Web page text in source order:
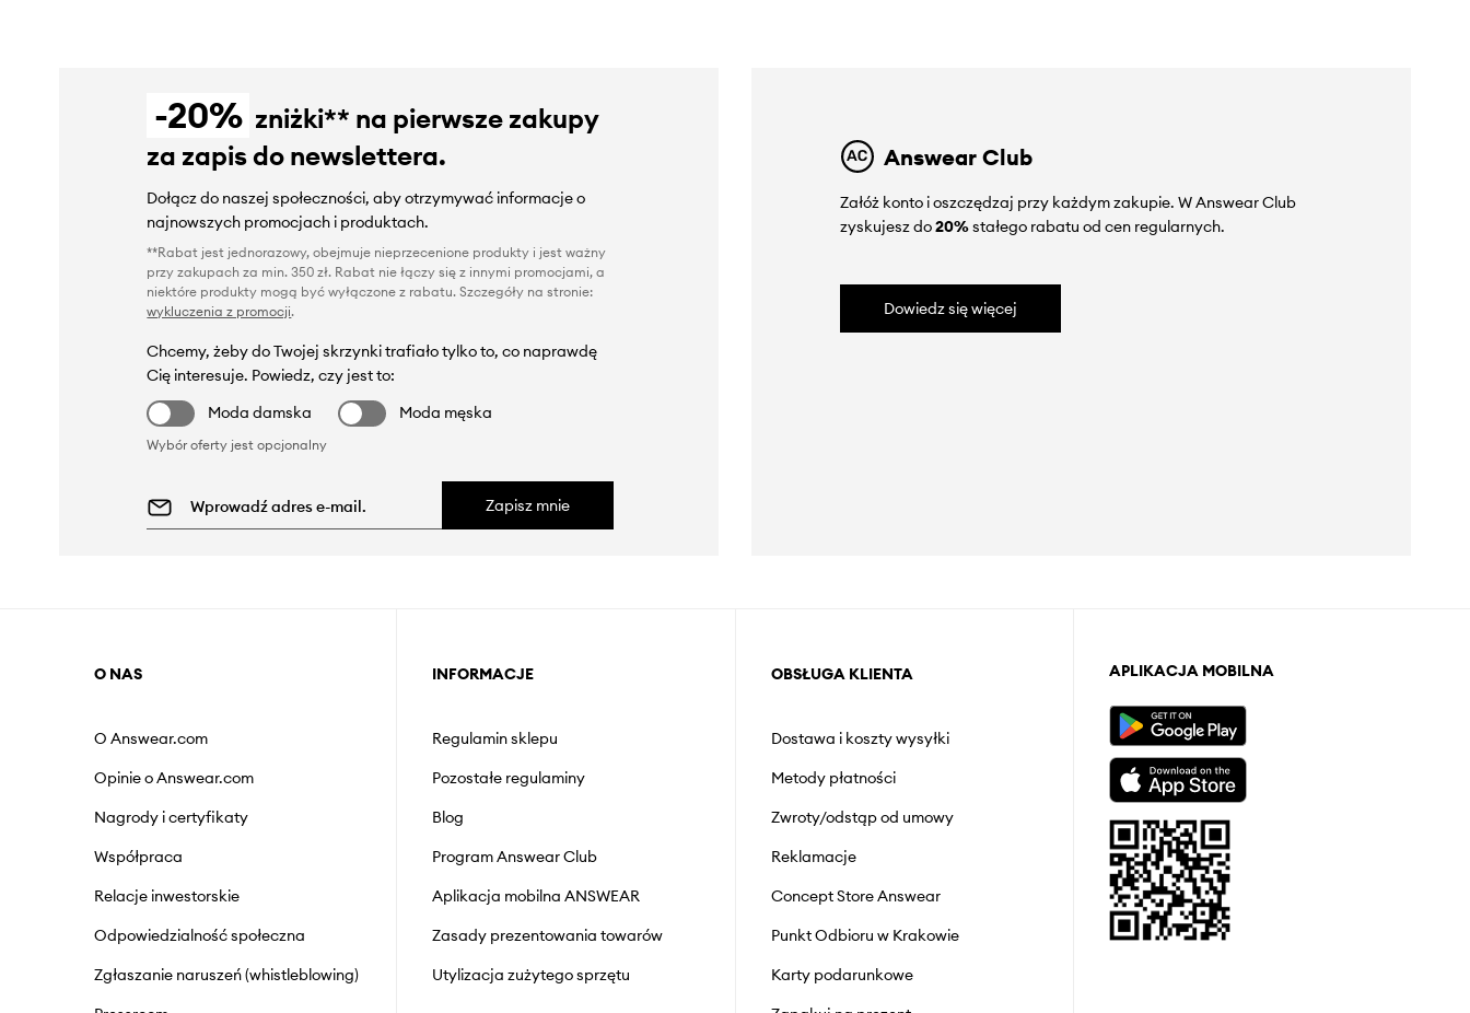
-20% zniżki** na pierwsze zakupy
za zapis do newslettera.
Dołącz do naszej społeczności, aby otrzymywać informacje o
najnowszych promocjach i produktach.
**Rabat jest jednorazowy, obejmuje nieprzecenione produkty i jest ważny
przy zakupach za min. 350 zł. Rabat nie łączy się z innymi promocjami, a
niektóre produkty mogą być wyłączone z rabatu. Szczegóły na stronie:
wykluczenia z promocji.
Chcemy, żeby do Twojej skrzynki trafiało tylko to, co naprawdę
Cię interesuje. Powiedz, czy jest to:
Moda damska
Moda męska
Wybór oferty jest opcjonalny
Zapisz mnie
Answear Club
Załóż konto i oszczędzaj przy każdym zakupie. W Answear Club
zyskujesz do20%stałego rabatu od cen regularnych.
Dowiedz się więcej
O NAS
O Answear.com
Opinie o Answear.com
Nagrody i certyfikaty
Współpraca
Relacje inwestorskie
Odpowiedzialność społeczna
Zgłaszanie naruszeń (whistleblowing)
INFORMACJE
Regulamin sklepu
Pozostałe regulaminy
Blog
Program Answear Club
Aplikacja mobilna ANSWEAR
Zasady prezentowania towarów
Utylizacja zużytego sprzętu
OBSŁUGA KLIENTA
Dostawa i koszty wysyłki
Metody płatności
Zwroty/odstąp od umowy
Reklamacje
Concept Store Answear
Punkt Odbioru w Krakowie
Karty podarunkowe
APLIKACJA MOBILNA